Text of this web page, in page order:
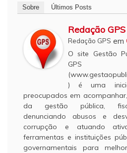
Sobre Últimos Posts
Redação GPS
Redação GPS em
O site Gestão
GPS
) é uma
preocupados em
da gestão pública,
denunciando abusos e
corrupção e atuando
ferramentas e instituições
governamentais para